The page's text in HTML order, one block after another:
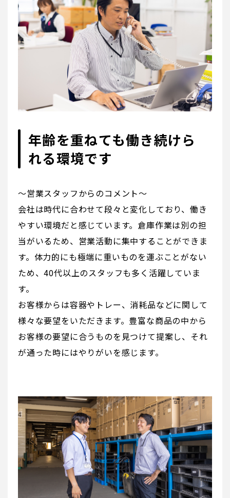
年齢を重ねても働き続けら
れる環境です
～営業スタッフからのコメント～
会社は時代に合わせて段々と変化しており、働き
やすい環境だと感じています。倉庫作業は別の担
当がいるため、営業活動に集中することができま
す。体力的にも極端に重いものを運ぶことがない
ため、40代以上のスタッフも多く活躍していま
す。
お客様からは容器やトレー、消耗品などに関して
様々な要望をいただきます。豊富な商品の中から
お客様の要望に合うものを見つけて提案し、それ
が通った時にはやりがいを感じます。